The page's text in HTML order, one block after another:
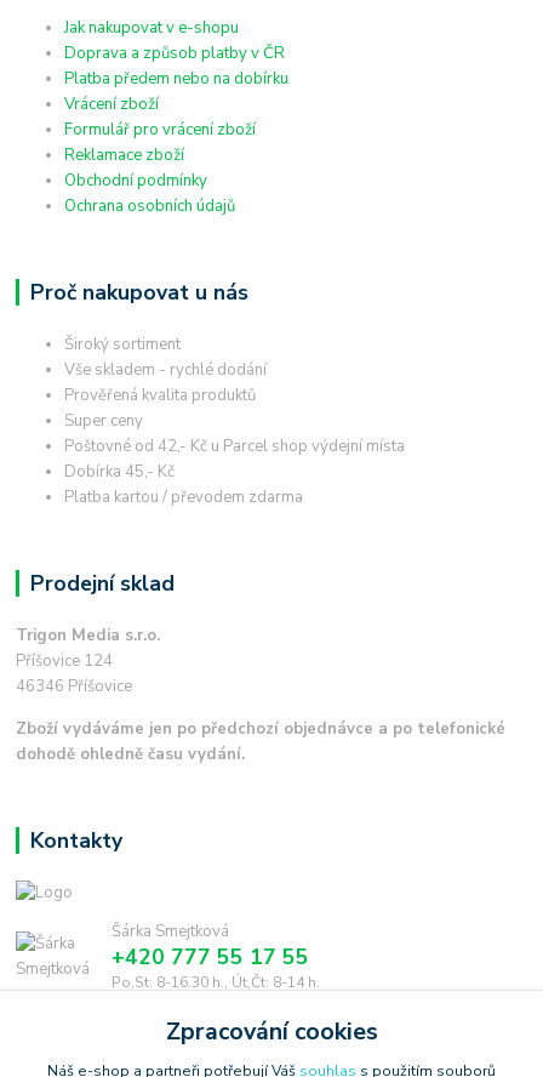
Jak nakupovat v e-shopu
Doprava a způsob platby v ČR
Platba předem nebo na dobírku
Vrácení zboží
Formulář pro vrácení zboží
Reklamace zboží
Obchodní podmínky
Ochrana osobních údajů
Proč nakupovat u nás
Široký sortiment
Vše skladem - rychlé dodání
Prověřená kvalita produktů
Super ceny
Poštovné od 42,- Kč u Parcel shop výdejní místa
Dobírka 45,- Kč
Platba kartou / převodem zdarma
Prodejní sklad
Trigon Media s.r.o.
Příšovice 124
46346 Příšovice
Zboží vydáváme jen po předchozí objednávce a po telefonické
dohodě ohledně času vydání.
Kontakty
Šárka Smejtková
+420 777 55 17 55
Po,St: 8-16.30 h., Út,Čt: 8-14 h.
smejtkova@trigonmedia.czZpracování cookies
Náš e-shop a partneři potřebují Váš souhlas s použitím souborů